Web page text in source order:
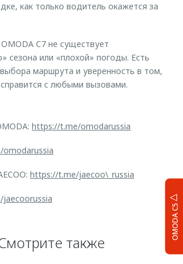
OMODA C5
как только водитель окажется за
C7 не существует
сезона или «плохой» погоды. Есть
маршрута и уверенность в том,
с любыми вызовами.
https://t.me/omodarussia
https://t.me/jaecoo\_russia
также